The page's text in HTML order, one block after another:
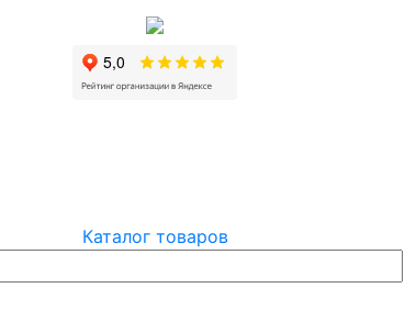
Каталог товаров